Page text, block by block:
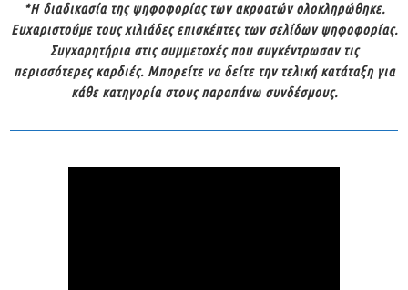
*Η διαδικασία της ψηφοφορίας των ακροατών ολοκληρώθηκε.
Ευχαριστούμε τους χιλιάδες επισκέπτες των σελίδων ψηφοφορίας.
Συγχαρητήρια στις συμμετοχές που συγκέντρωσαν τις
περισσότερες καρδιές. Μπορείτε να δείτε την τελική κατάταξη για
κάθε κατηγορία στους παραπάνω συνδέσμους.